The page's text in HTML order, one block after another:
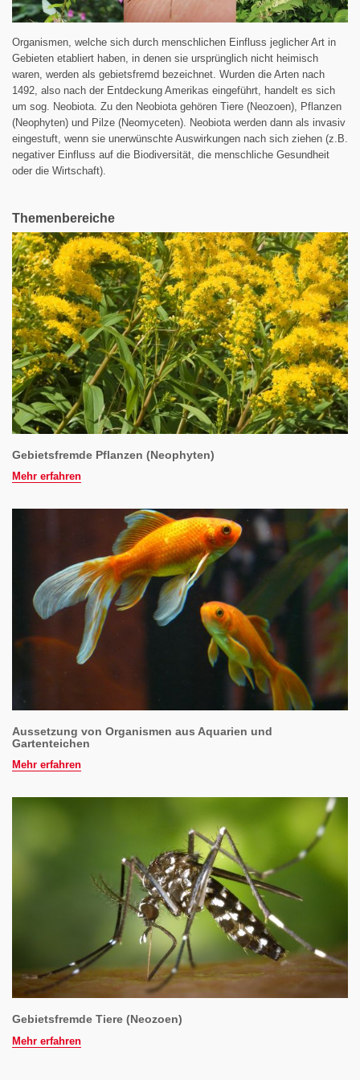
Organismen, welche sich durch menschlichen Einfluss jeglicher Art in
Gebieten etabliert haben, in denen sie ursprünglich nicht heimisch
waren, werden als gebietsfremd bezeichnet. Wurden die Arten nach
1492, also nach der Entdeckung Amerikas eingeführt, handelt es sich
um sog. Neobiota. Zu den Neobiota gehören Tiere (Neozoen), Pflanzen
(Neophyten) und Pilze (Neomyceten). Neobiota werden dann als invasiv
eingestuft, wenn sie unerwünschte Auswirkungen nach sich ziehen (z.B.
negativer Einfluss auf die Biodiversität, die menschliche Gesundheit
oder die Wirtschaft).
Themenbereiche
Gebietsfremde Pflanzen (Neophyten)
Mehr erfahren
Aussetzung von Organismen aus Aquarien und
Gartenteichen
Mehr erfahren
Gebietsfremde Tiere (Neozoen)
Mehr erfahren